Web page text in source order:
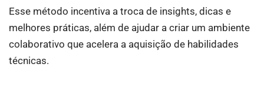
Esse método incentiva a troca de insights, dicas e
melhores práticas, além de ajudar a criar um ambiente
colaborativo que acelera a aquisição de habilidades
técnicas.